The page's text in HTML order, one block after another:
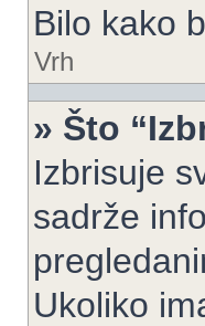
Bilo kako
Vrh
» Što
Izbrisuje
sadrže
Ukoliko